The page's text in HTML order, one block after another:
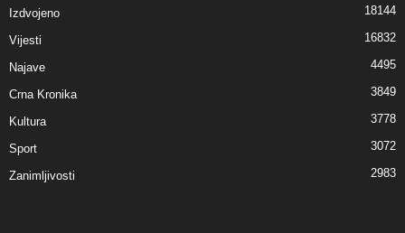
Izdvojeno 18144
Vijesti 16832
Najave 4495
Crna Kronika 3849
Kultura 3778
Sport 3072
Zanimljivosti 2983